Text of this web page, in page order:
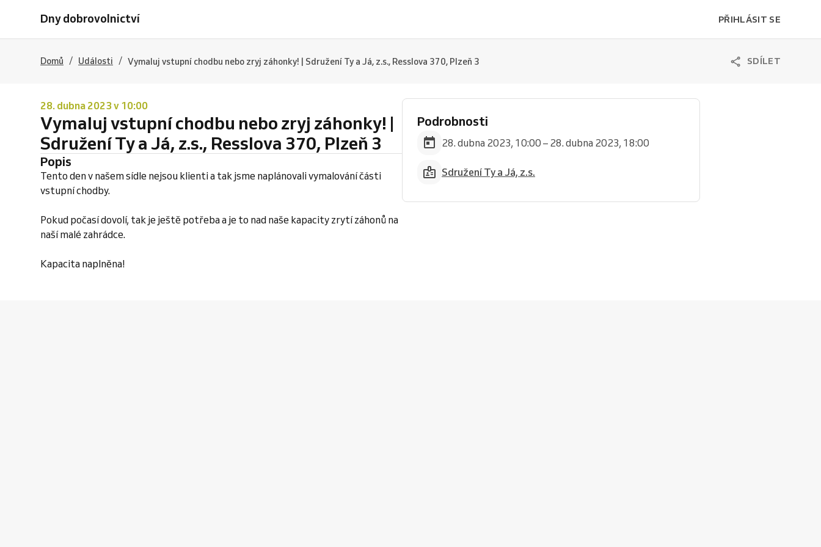
Dny dobrovolnictví PŘIHLÁSIT SE
Domů / Události / Vymaluj vstupní chodbu nebo zryj záhonky! | Sdružení Ty a Já, z.s., Resslova 370, Plzeň 3 SDÍLET
28. dubna 2023 v 10:00
Vymaluj vstupní chodbu nebo zryj záhonky! |
Sdružení Ty a Já, z.s., Resslova 370, Plzeň 3
Popis
Tento den v našem sídle nejsou klienti a tak jsme naplánovali vymalování části
vstupní chodby.
Pokud počasí dovolí, tak je ještě potřeba a je to nad naše kapacity zrytí záhonů na
naší malé zahrádce.
Kapacita naplněna!
Podrobnosti
28. dubna 2023, 10:00 – 28. dubna 2023, 18:00
Sdružení Ty a Já, z.s.